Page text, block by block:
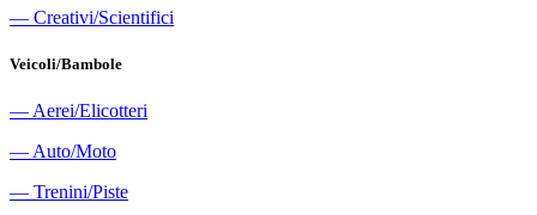
― Creativi/Scientifici
Veicoli/Bambole
― Aerei/Elicotteri
― Auto/Moto
― Trenini/Piste